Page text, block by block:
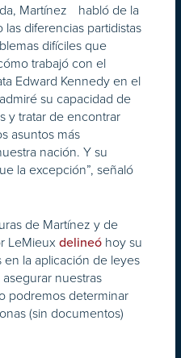
Martínez habló de la
diferencias partidistas
difíciles que
trabajó con el
Edward Kennedy en el
su capacidad de
y tratar de encontrar
asuntos más
nación. Y su
la excepción”, señaló
de Martínez y de
LeMieux delineó hoy su
la aplicación de leyes
nuestras
podremos determinar
(sin documentos)